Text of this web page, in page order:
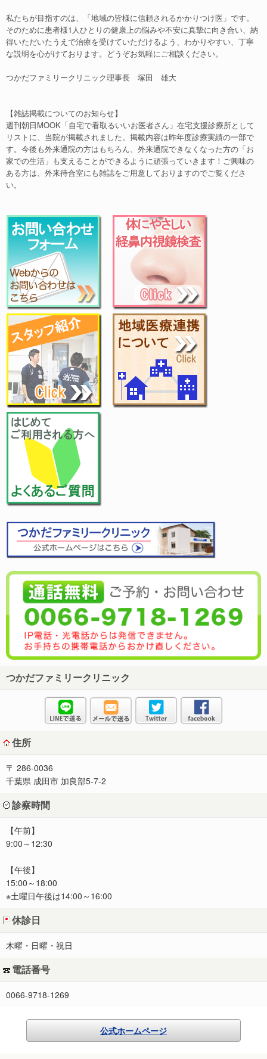
私たちが目指すのは、「地域の皆様に信頼されるかかりつけ医」です。
そのために患者様1人ひとりの健康上の悩みや不安に真摯に向き合い、納
得いただいたうえで治療を受けていただけるよう、わかりやすい、丁寧
な説明を心がけております。どうぞお気軽にご相談ください。
つかだファミリークリニック理事長 塚田 雄大
【雑誌掲載についてのお知らせ】
週刊朝日MOOK「自宅で看取るいいお医者さん」在宅支援診療所として
リストに、当院が掲載されました。掲載内容は昨年度診療実績の一部で
す。今後も外来通院の方はもちろん、外来通院できなくなった方の「お
家での生活」も支えることができるように頑張っていきます！ご興味の
ある方は、外来待合室にも雑誌をご用意しておりますのでご覧くださ
い。
つかだファミリークリニック
住所
〒 286-0036
千葉県 成田市 加良部5-7-2
診察時間
【午前】
9:00～12:30
【午後】
15:00～18:00
※土曜日午後は14:00～16:00
休診日
木曜・日曜・祝日
電話番号
0066-9718-1269
公式ホームページ